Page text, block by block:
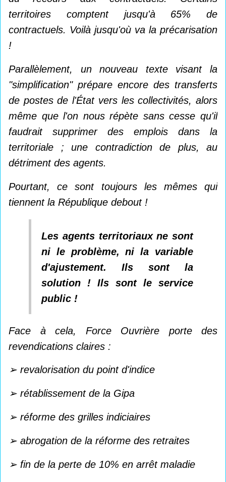
territoires comptent jusqu'à 65% de
contractuels. Voilà jusqu'où va la précarisation
!
Parallèlement, un nouveau texte visant la
"simplification" prépare encore des transferts
de postes de l'État vers les collectivités, alors
même que l'on nous répète sans cesse qu'il
faudrait supprimer des emplois dans la
territoriale ; une contradiction de plus, au
détriment des agents.
Pourtant, ce sont toujours les mêmes qui
tiennent la République debout !
Les agents territoriaux ne sont
ni le problème, ni la variable
d'ajustement. Ils sont la
solution ! Ils sont le service
public !
Face à cela, Force Ouvrière porte des
revendications claires :
➢ revalorisation du point d'indice
➢ rétablissement de la Gipa
➢ réforme des grilles indiciaires
➢ abrogation de la réforme des retraites
➢ fin de la perte de 10% en arrêt maladie